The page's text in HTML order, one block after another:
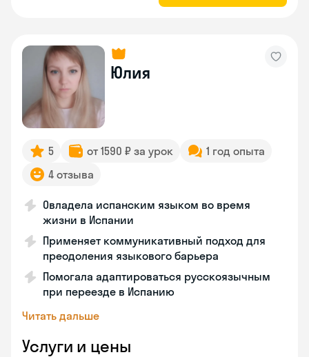
Юлия
5 от 1590 ₽ за урок
1 год опыта
4 отзыва
Овладела испанским языком во время
жизни в Испании
Применяет коммуникативный подход для
преодоления языкового барьера
Помогала адаптироваться русскоязычным
при переезде в Испанию
Читать дальше
Услуги и цены